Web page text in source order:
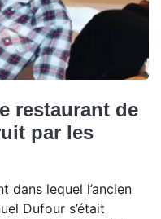
restaurant de
par les
dans lequel l’ancien
Dufour s’était